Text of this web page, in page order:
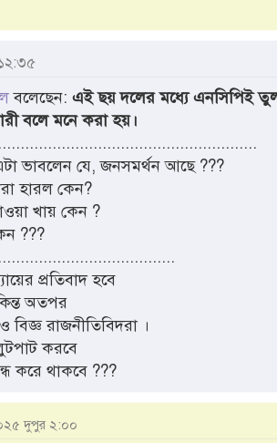
বলেছেন: এই ছয় দলের মধ্যে এনসিপিই
বলে মনে করা হয়।
ভাবলেন যে, জনসমর্থন আছে ???
হারল কেন?
খায় কেন ?
???
প্রতিবাদ হবে
অতপর
রাজনীতিবিদরা ।
করবে
করে থাকবে ???
দুপুর ২:০০